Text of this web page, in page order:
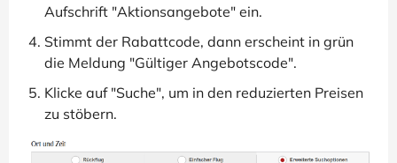
Aufschrift "Aktionsangebote" ein.
Stimmt der Rabattcode, dann erscheint in grün
die Meldung "Gültiger Angebotscode".
Klicke auf "Suche", um in den reduzierten Preisen
zu stöbern.